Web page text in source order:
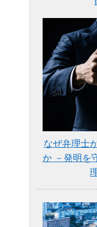
なぜ弁理士
か －発明を